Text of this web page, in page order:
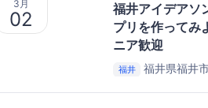
3月
02
福井アイデアソ
プリを作って
ニア歓迎
福井 福井県福井